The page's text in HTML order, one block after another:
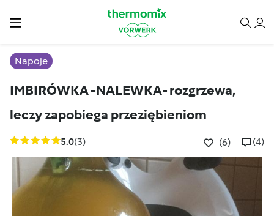
Napoje
IMBIRÓWKA -NALEWKA- rozgrzewa,
leczy zapobiega przeziębieniom
5.0(3) (6) (4)